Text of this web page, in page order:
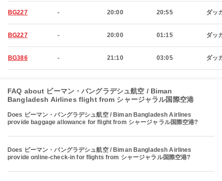
BG227 - 20:00 20:55 ダッ
BG227 - 20:00 01:15 ダッ
BG386 - 21:10 03:05 ダッ
FAQ about ビーマン・バングラデシュ航空 / Biman
Bangladesh Airlines flight from シャージャラル国際空港
Does ビーマン・バングラデシュ航空 / Biman Bangladesh Airlines
provide baggage allowance for flight from シャージャラル国際空港?
Does ビーマン・バングラデシュ航空 / Biman Bangladesh Airlines
provide online-check-in for flights from シャージャラル国際空港?